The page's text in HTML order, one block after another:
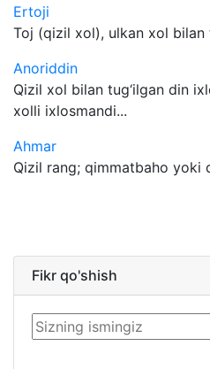
Ertoji
Toj (qizil xol), ulkan xol bilan
Anoriddin
Qizil xol bilan tug‘ilgan din
xolli ixlosmandi...
Ahmar
Qizil rang; qimmatbaho yoki
Fikr qo'shish